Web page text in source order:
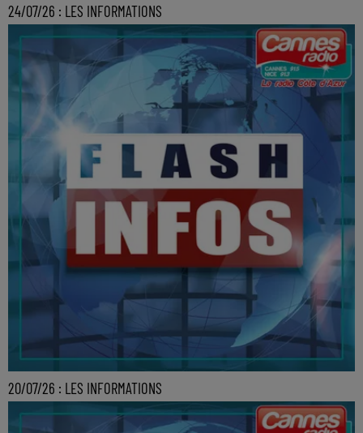
24/07/26 : LES INFORMATIONS
20/07/26 : LES INFORMATIONS